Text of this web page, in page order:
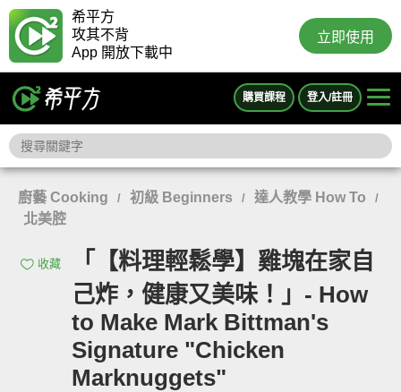
希平方
攻其不背
App 開放下載中
立即使用
購買課程 登入/註冊
廚藝 Cooking / 初級 Beginners / 達人教學 How To /
北美腔
收藏
「【料理輕鬆學】雞塊在家自
己炸，健康又美味！」- How
to Make Mark Bittman's
Signature "Chicken
Marknuggets"